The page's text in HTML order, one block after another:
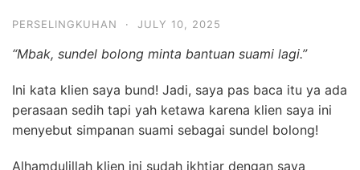
PERSELINGKUHAN · JULY 10, 2025
“Mbak, sundel bolong minta bantuan suami lagi.”
Ini kata klien saya bund! Jadi, saya pas baca itu ya ada
perasaan sedih tapi yah ketawa karena klien saya ini
menyebut simpanan suami sebagai sundel bolong!
Alhamdulillah klien ini sudah ikhtiar dengan saya